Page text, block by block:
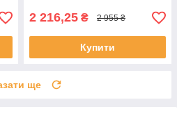
2 216,25 ₴ 2 955 ₴
Купити
ще